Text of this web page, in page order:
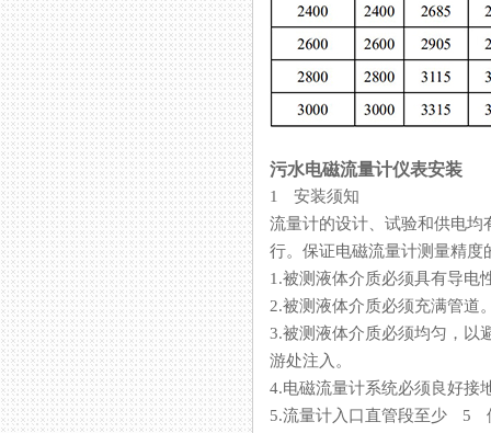
污水电磁流量计仪表安装
1 安装须知
流量计的设计、试验和供电
行。保证电磁流量计测量精
1.被测液体介质必须具有导电性
2.被测液体介质必须充满管道
3.被测液体介质必须均匀，
游处注入。
4.电磁流量计系统必须良好接地
5.流量计入口直管段至少 5